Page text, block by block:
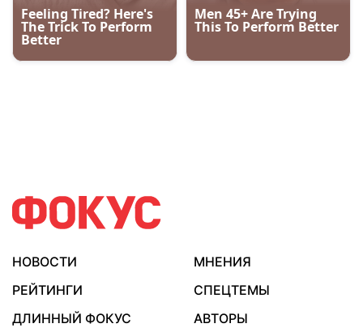
НОВОСТИ
МНЕНИЯ
РЕЙТИНГИ
СПЕЦТЕМЫ
ДЛИННЫЙ ФОКУС
АВТОРЫ